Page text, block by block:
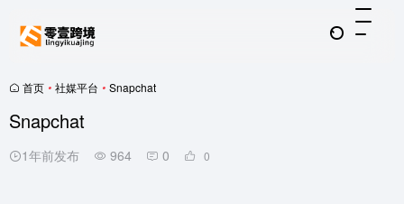
首页 • 社媒平台 • Snapchat
Snapchat
1年前发布 964 0 0